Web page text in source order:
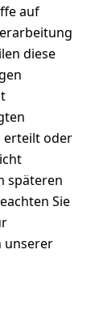
-
auf
diese
erteilt oder
späteren
Sie
unserer